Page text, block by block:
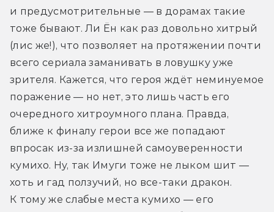
и предусмотрительные — в дорамах такие
тоже бывают. Ли Ён как раз довольно хитрый
(лис же!), что позволяет на протяжении почти
всего сериала заманивать в ловушку уже
зрителя. Кажется, что героя ждёт неминуемое
поражение — но нет, это лишь часть его
очередного хитроумного плана. Правда,
ближе к финалу герои все же попадают
впросак из-за излишней самоуверенности
кумихо. Ну, так Имуги тоже не лыком шит —
хоть и гад ползучий, но все-таки дракон.
К тому же слабые места кумихо — его